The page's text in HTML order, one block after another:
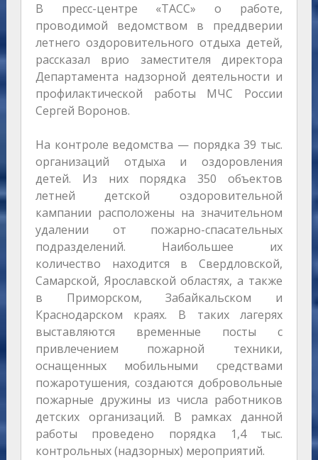
В пресс-центре «ТАСС» о работе,
проводимой ведомством в преддверии
летнего оздоровительного отдыха детей,
рассказал врио заместителя директора
Департамента надзорной деятельности и
профилактической работы МЧС России
Сергей Воронов.
На контроле ведомства — порядка 39 тыс.
организаций отдыха и оздоровления
детей. Из них порядка 350 объектов
летней детской оздоровительной
кампании расположены на значительном
удалении от пожарно-спасательных
подразделений. Наибольшее их
количество находится в Свердловской,
Самарской, Ярославской областях, а также
в Приморском, Забайкальском и
Краснодарском краях. В таких лагерях
выставляются временные посты с
привлечением пожарной техники,
оснащенных мобильными средствами
пожаротушения, создаются добровольные
пожарные дружины из числа работников
детских организаций. В рамках данной
работы проведено порядка 1,4 тыс.
контрольных (надзорных) мероприятий.